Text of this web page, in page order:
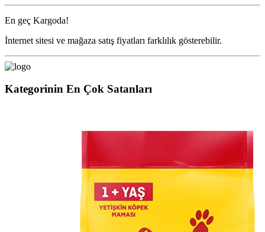
En geç Kargoda!
İnternet sitesi ve mağaza satış fiyatları farklılık gösterebilir.
Kategorinin En Çok Satanları